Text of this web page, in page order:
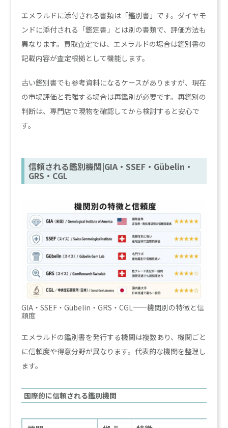
エメラルドに添付される書類は「鑑別書」です。ダイヤモ
ンドに添付される「鑑定書」とは別の書類で、評価方法も
異なります。買取査定では、エメラルドの場合は鑑別書の
記載内容が査定根拠として機能します。
古い鑑別書でも参考資料になるケースがありますが、現在
の市場評価と乖離する場合は再鑑別が必要です。再鑑別の
判断は、専門店で現物を確認してから検討すると安心で
す。
信頼される鑑別機関|GIA・SSEF・Gübelin・
GRS・CGL
GIA・SSEF・Gübelin・GRS・CGL——機関別の特徴と信
頼度
エメラルドの鑑別書を発行する機関は複数あり、機関ごと
に信頼度や得意分野が異なります。代表的な機関を整理し
ます。
国際的に信頼される鑑別機関